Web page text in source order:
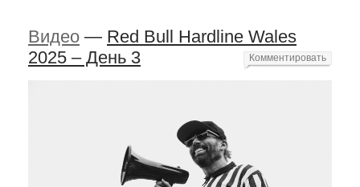
Видео — Red Bull Hardline Wales
2025 – День 3
Комментировать